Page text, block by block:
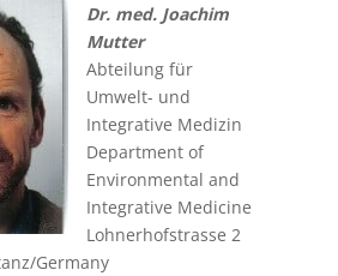
Dr. med. Joachim
Mutter
Abteilung für
Umwelt- und
Integrative Medizin
Department of
Environmental and
Integrative Medicine
Lohnerhofstrasse 2
Germany